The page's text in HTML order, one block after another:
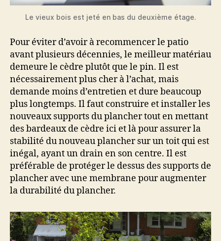
Le vieux bois est jeté en bas du deuxième étage.
Pour éviter d’avoir à recommencer le patio
avant plusieurs décennies, le meilleur matériau
demeure le cèdre plutôt que le pin. Il est
nécessairement plus cher à l’achat, mais
demande moins d’entretien et dure beaucoup
plus longtemps. Il faut construire et installer les
nouveaux supports du plancher tout en mettant
des bardeaux de cèdre ici et là pour assurer la
stabilité du nouveau plancher sur un toit qui est
inégal, ayant un drain en son centre. Il est
préférable de protéger le dessus des supports de
plancher avec une membrane pour augmenter
la durabilité du plancher.